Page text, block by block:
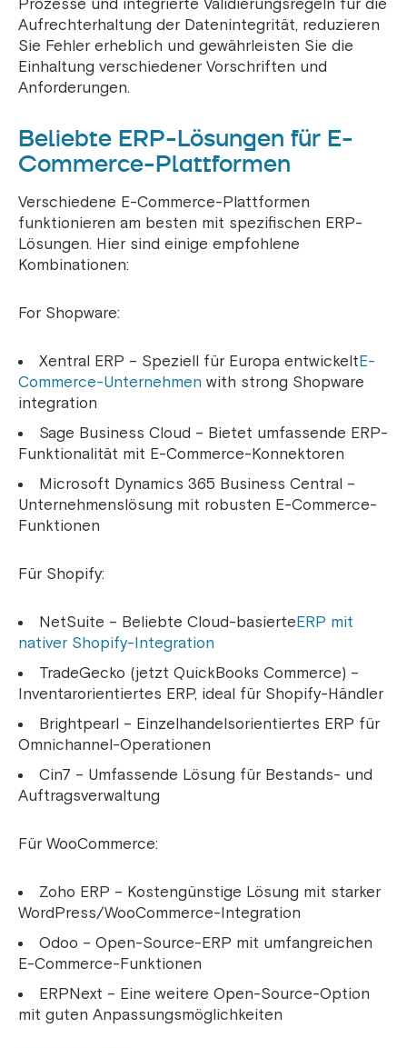
Prozesse und integrierte Validierungsregeln für die
Aufrechterhaltung der Datenintegrität, reduzieren
Sie Fehler erheblich und gewährleisten Sie die
Einhaltung verschiedener Vorschriften und
Anforderungen.
Beliebte ERP-Lösungen für E-
Commerce-Plattformen
Verschiedene E-Commerce-Plattformen
funktionieren am besten mit spezifischen ERP-
Lösungen. Hier sind einige empfohlene
Kombinationen:
For Shopware:
Xentral ERP – Speziell für Europa entwickeltE-
Commerce-Unternehmen with strong Shopware
integration
Sage Business Cloud – Bietet umfassende ERP-
Funktionalität mit E-Commerce-Konnektoren
Microsoft Dynamics 365 Business Central –
Unternehmenslösung mit robusten E-Commerce-
Funktionen
Für Shopify:
NetSuite – Beliebte Cloud-basierteERP mit
nativer Shopify-Integration
TradeGecko (jetzt QuickBooks Commerce) –
Inventarorientiertes ERP, ideal für Shopify-Händler
Brightpearl – Einzelhandelsorientiertes ERP für
Omnichannel-Operationen
Cin7 – Umfassende Lösung für Bestands- und
Auftragsverwaltung
Für WooCommerce:
Zoho ERP – Kostengünstige Lösung mit starker
WordPress/WooCommerce-Integration
Odoo – Open-Source-ERP mit umfangreichen
E-Commerce-Funktionen
ERPNext – Eine weitere Open-Source-Option
mit guten Anpassungsmöglichkeiten